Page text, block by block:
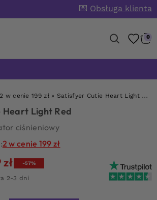
💌 Obsługa klienta
0
2 w cenie 199 zł» Satisfyer Cutie Heart Light Red
Light Red
ciśnieniowy
2 w cenie 199 zł
zł Aktualna
-57%
2-3 dni